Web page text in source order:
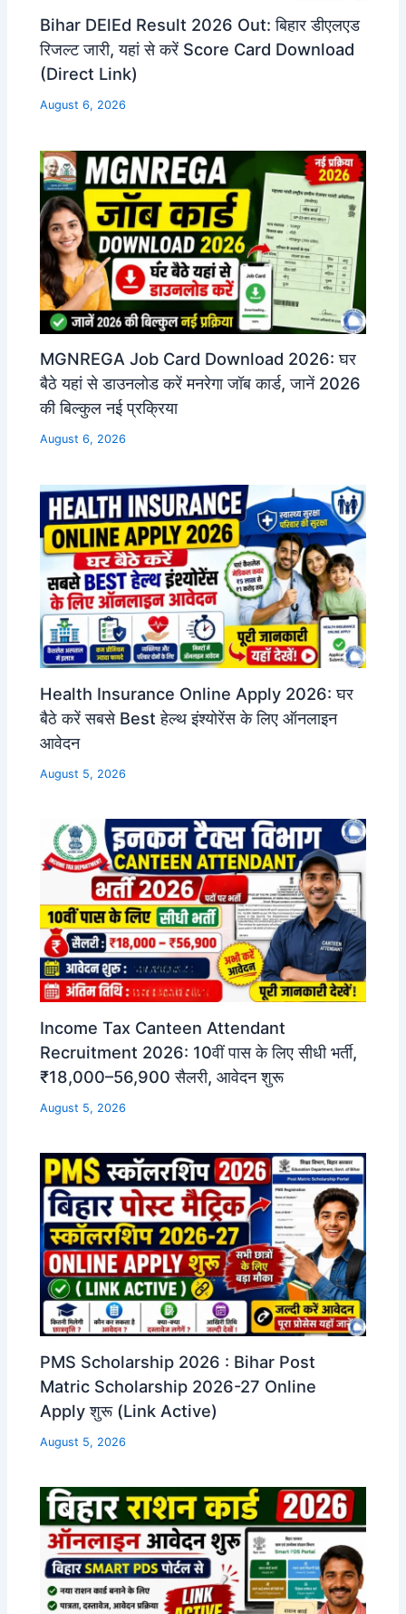
Bihar DElEd Result 2026 Out: बिहार डीएलएड
रिजल्ट जारी, यहां से करें Score Card Download
(Direct Link)
August 6, 2026
MGNREGA Job Card Download 2026: घर
बैठे यहां से डाउनलोड करें मनरेगा जॉब कार्ड, जानें 2026
की बिल्कुल नई प्रक्रिया
August 6, 2026
Health Insurance Online Apply 2026: घर
बैठे करें सबसे Best हेल्थ इंश्योरेंस के लिए ऑनलाइन
आवेदन
August 5, 2026
Income Tax Canteen Attendant
Recruitment 2026: 10वीं पास के लिए सीधी भर्ती,
₹18,000–56,900 सैलरी, आवेदन शुरू
August 5, 2026
PMS Scholarship 2026 : Bihar Post
Matric Scholarship 2026-27 Online
Apply शुरू (Link Active)
August 5, 2026